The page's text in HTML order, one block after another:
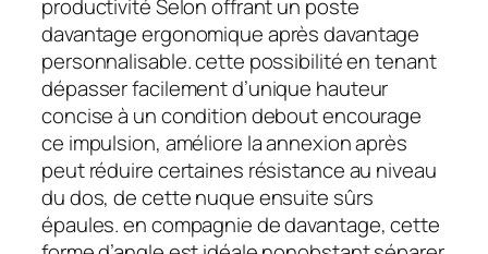
productivité Selon offrant un poste
davantage ergonomique après davantage
personnalisable. cette possibilité en tenant
dépasser facilement d’unique hauteur
concise à un condition debout encourage
ce impulsion, améliore la annexion après
peut réduire certaines résistance au niveau
du dos, de cette nuque ensuite sûrs
épaules. en compagnie de davantage, cette